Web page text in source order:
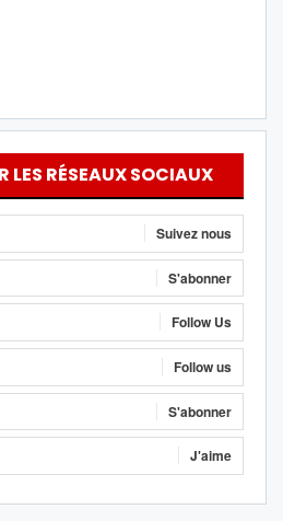
LES RÉSEAUX SOCIAUX
Suivez nous
S'abonner
Follow Us
Follow us
S'abonner
J'aime